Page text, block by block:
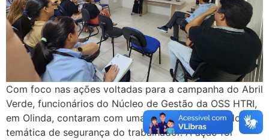
Com foco nas ações voltadas para a campanha do Abril
Verde, funcionários do Núcleo de Gestão da OSS HTRI,
em Olinda, contaram com uma palestra envolvendo a
temática de segurança do trabalhador. A ação foi